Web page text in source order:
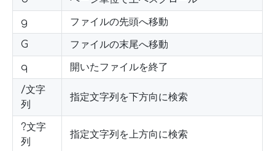
g ファイルの先頭へ移動
G ファイルの末尾へ移動
q 開いたファイルを終了
/文字
列
指定文字列を下方向に検索
?文字
列
指定文字列を上方向に検索